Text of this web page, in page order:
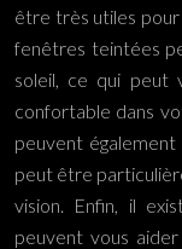
être très utiles
fenêtres teintées
soleil, ce qui peut
confortable dans
peuvent
peut être
vision. Enfin, il
peuvent vous